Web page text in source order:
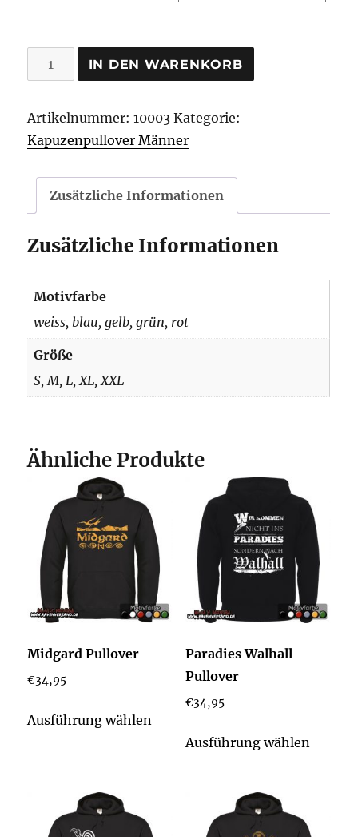
stolzer
Heide
Menge
IN DEN WARENKORB
Artikelnummer:10003 Kategorie:
Kapuzenpullover Männer
Zusätzliche Informationen
Zusätzliche Informationen
Motivfarbe
weiss, blau, gelb, grün, rot
Größe
S, M, L, XL, XXL
Ähnliche Produkte
Midgard Pullover
€34,95
Ausführung wählen
Dieses
Produkt
weist
Paradies Walhall
Pullover
€34,95
Ausführung wählen